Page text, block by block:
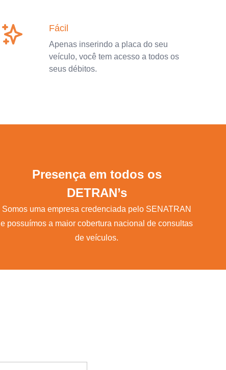
Fácil
Apenas inserindo a placa do seu
veículo, você tem acesso a todos os
seus débitos.
Presença em todos os
DETRAN’s
Somos uma empresa credenciada pelo SENATRAN
e possuímos a maior cobertura nacional de consultas
de veículos.